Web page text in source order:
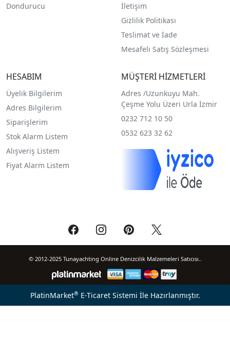
Dondurucu
İletişim
Gizlilik Politikası
Teslimat ve İade
Mesafeli Satış Sözleşmesi
HESABIM
Üyelik Bilgilerim
Adres Bilgilerim
Siparişlerim
Stok Alarm Listem
Alışveriş Listem
Fiyat Alarm Listem
MÜŞTERİ HİZMETLERİ
Adres /Uzunkuyu Mah.
Çeşme Yolu Üzeri Urla İzmir
0232 712 10 50
0532 623 32 62
© 2012-2025 Tunayachting Online Denizcilik Malzemeleri Satıcısı..
PlatinMarket®E-Ticaret Sistemi İle Hazırlanmıştır.